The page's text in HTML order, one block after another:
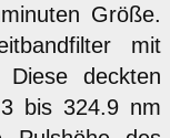
Größe.
mit
Diese deckten
bis 324.9 nm